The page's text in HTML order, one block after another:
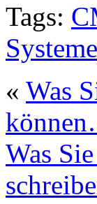
Tags:
Systeme
« Was
Was